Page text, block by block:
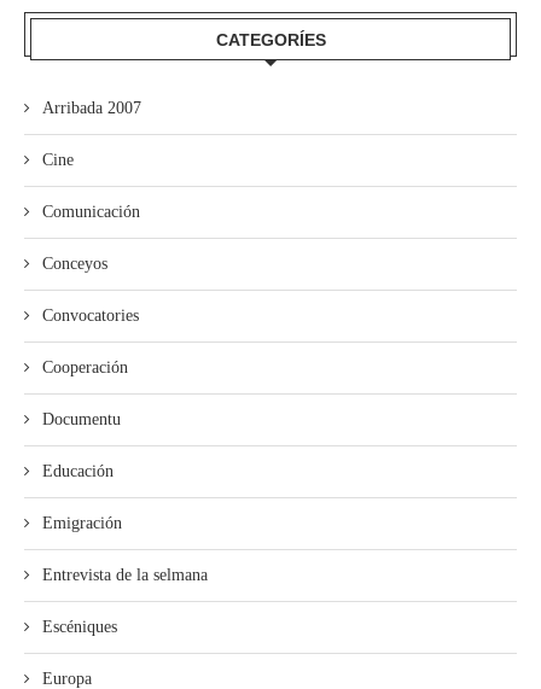
CATEGORÍES
Arribada 2007
Cine
Comunicación
Conceyos
Convocatories
Cooperación
Documentu
Educación
Emigración
Entrevista de la selmana
Escéniques
Europa